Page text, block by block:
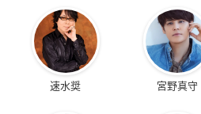
速水奨 宮野真守